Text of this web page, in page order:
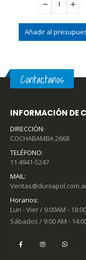
Añadir al
Contactanos
INFORMACIÓN DE
DIRECCIÓN:
COCHABAMBA 2668
TELÉFONO:
11 4941-5247
MAIL:
Horarios:
Lun - Vier / 9:00AM -
Sábados / 9:00 AM -